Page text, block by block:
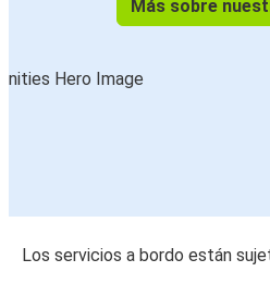
Más sobre
Los servicios a bordo están